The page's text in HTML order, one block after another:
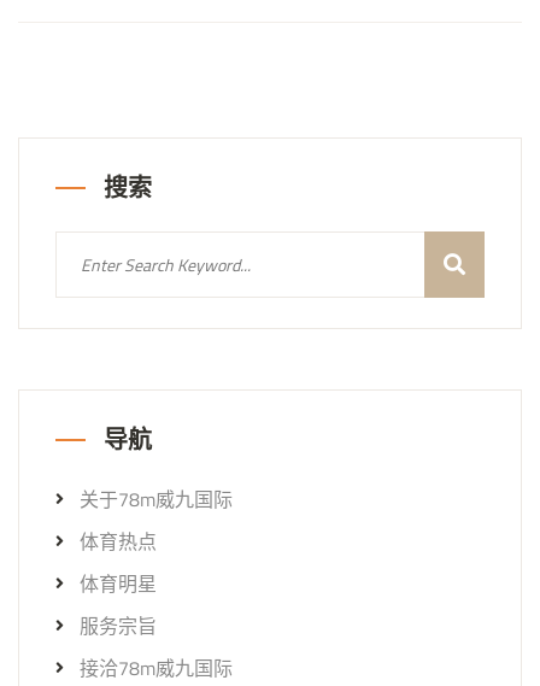
搜索
导航
关于78m威九国际
体育热点
体育明星
服务宗旨
接洽78m威九国际